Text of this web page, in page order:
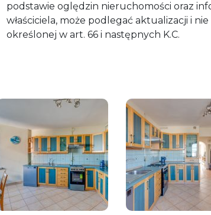
podstawie oględzin nieruchomości oraz
właściciela, może podlegać aktualizacji i
określonej w art. 66 i następnych K.C.